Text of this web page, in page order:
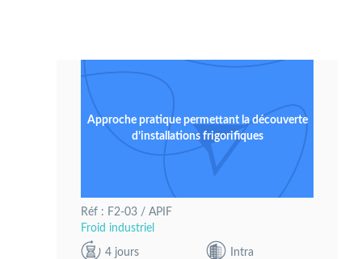
Approche pratique permettant la découverte
d’installations frigorifiques
Réf : F2-03 / APIF
Froid industriel
4 jours Intra